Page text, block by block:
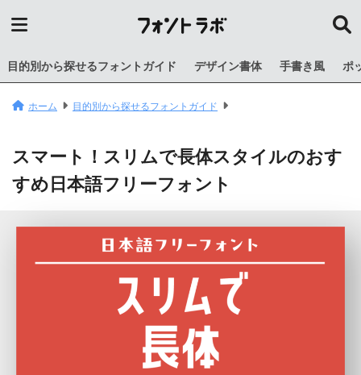
目的別から探せるフォントガイド デザイン書体 手書き風 ポ
ホーム 目的別から探せるフォントガイド
スマート！スリムで長体スタイルのおす
すめ日本語フリーフォント